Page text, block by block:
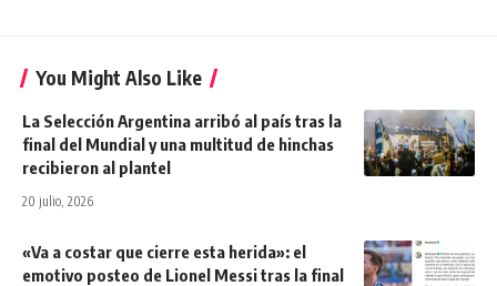
You Might Also Like
La Selección Argentina arribó al país tras la
final del Mundial y una multitud de hinchas
recibieron al plantel
20 julio, 2026
«Va a costar que cierre esta herida»: el
emotivo posteo de Lionel Messi tras la final